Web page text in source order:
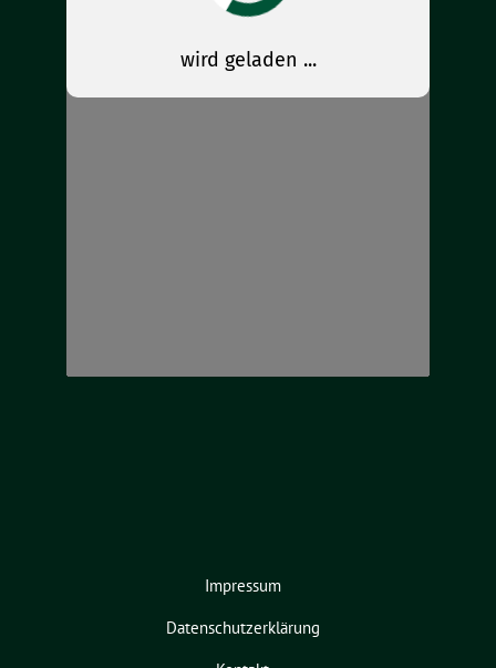
Impressum
Datenschutzerklärung